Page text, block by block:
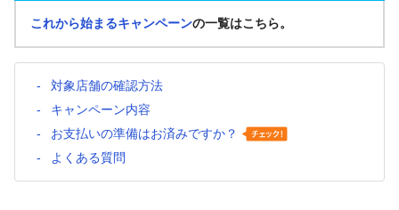
これから始まるキャンペーンの一覧はこちら。
対象店舗の確認方法
キャンペーン内容
お支払いの準備はお済みですか？
よくある質問